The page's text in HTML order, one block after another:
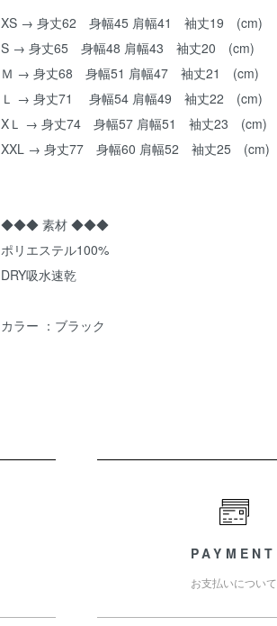
XS → 身丈62 身幅45 肩幅41 袖丈19 (cm)
S → 身丈65 身幅48 肩幅43 袖丈20 (cm)
Ｍ → 身丈68 身幅51 肩幅47 袖丈21 (cm)
Ｌ → 身丈71 身幅54 肩幅49 袖丈22 (cm)
XＬ → 身丈74 身幅57 肩幅51 袖丈23 (cm)
XXL → 身丈77 身幅60 肩幅52 袖丈25 (cm)
◆◆◆ 素材 ◆◆◆
ポリエステル100%
DRY吸水速乾
カラー ：ブラック
PAYMENT
お支払いについて